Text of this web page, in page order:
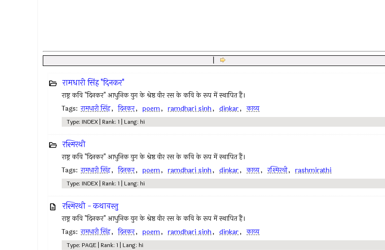
रामधारी सिंह "दिनकर"
राष्ट्र कवि "दिनकर" आधुनिक युग के श्रेष्ठ वीर रस के कवि के रूप में स्थापित हैं।
Tags: रामधारी सिंह, दिनकर, poem, ramdhari sinh, dinkar, काव्य
Type: INDEX | Rank: 1 | Lang: hi
रश्मिरथी
राष्ट्र कवि "दिनकर" आधुनिक युग के श्रेष्ठ वीर रस के कवि के रूप में स्थापित हैं।
Tags: रामधारी सिंह, दिनकर, poem, ramdhari sinh, dinkar, काव्य, रश्मिरथी, rashmirathi
Type: INDEX | Rank: 1 | Lang: hi
रश्मिरथी - कथावस्तु
राष्ट्र कवि "दिनकर" आधुनिक युग के श्रेष्ठ वीर रस के कवि के रूप में स्थापित हैं।
Tags: रामधारी सिंह, दिनकर, poem, ramdhari sinh, dinkar, काव्य
Type: PAGE | Rank: 1 | Lang: hi